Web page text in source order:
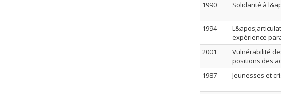
1990 Solidarité à
1994
expérience
2001
Vulnérabilité
positions des
1987 Jeunesses et